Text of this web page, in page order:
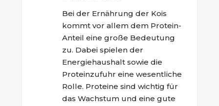
Bei der Ernährung der Kois
kommt vor allem dem Protein-
Anteil eine große Bedeutung
zu. Dabei spielen der
Energiehaushalt sowie die
Proteinzufuhr eine wesentliche
Rolle. Proteine sind wichtig für
das Wachstum und eine gute